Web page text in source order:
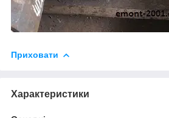
Приховати
Характеристики